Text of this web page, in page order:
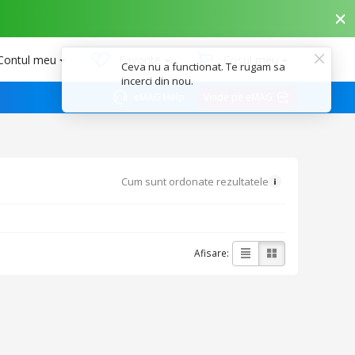
Ceva nu a functionat. Te rugam sa
incerci din nou.
meu Favorite Coșul meu
Cum sunt ordonate rezultatele
Afisare: